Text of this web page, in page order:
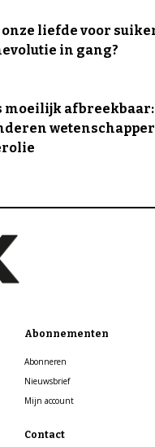
onze liefde voor
in gang?
moeilijk
Abonnementen
Abonneren
Nieuwsbrief
Mijn account
Contact